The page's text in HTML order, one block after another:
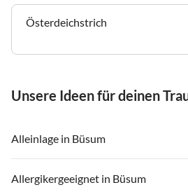
Österdeichstrich
Unsere Ideen für deinen
Alleinlage in Büsum
Allergikergeeignet in Büsum